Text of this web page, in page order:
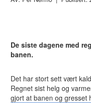
De siste dagene med
banen.
Det har stort sett vært
Regnet sist helg og
gjort at banen og gresset